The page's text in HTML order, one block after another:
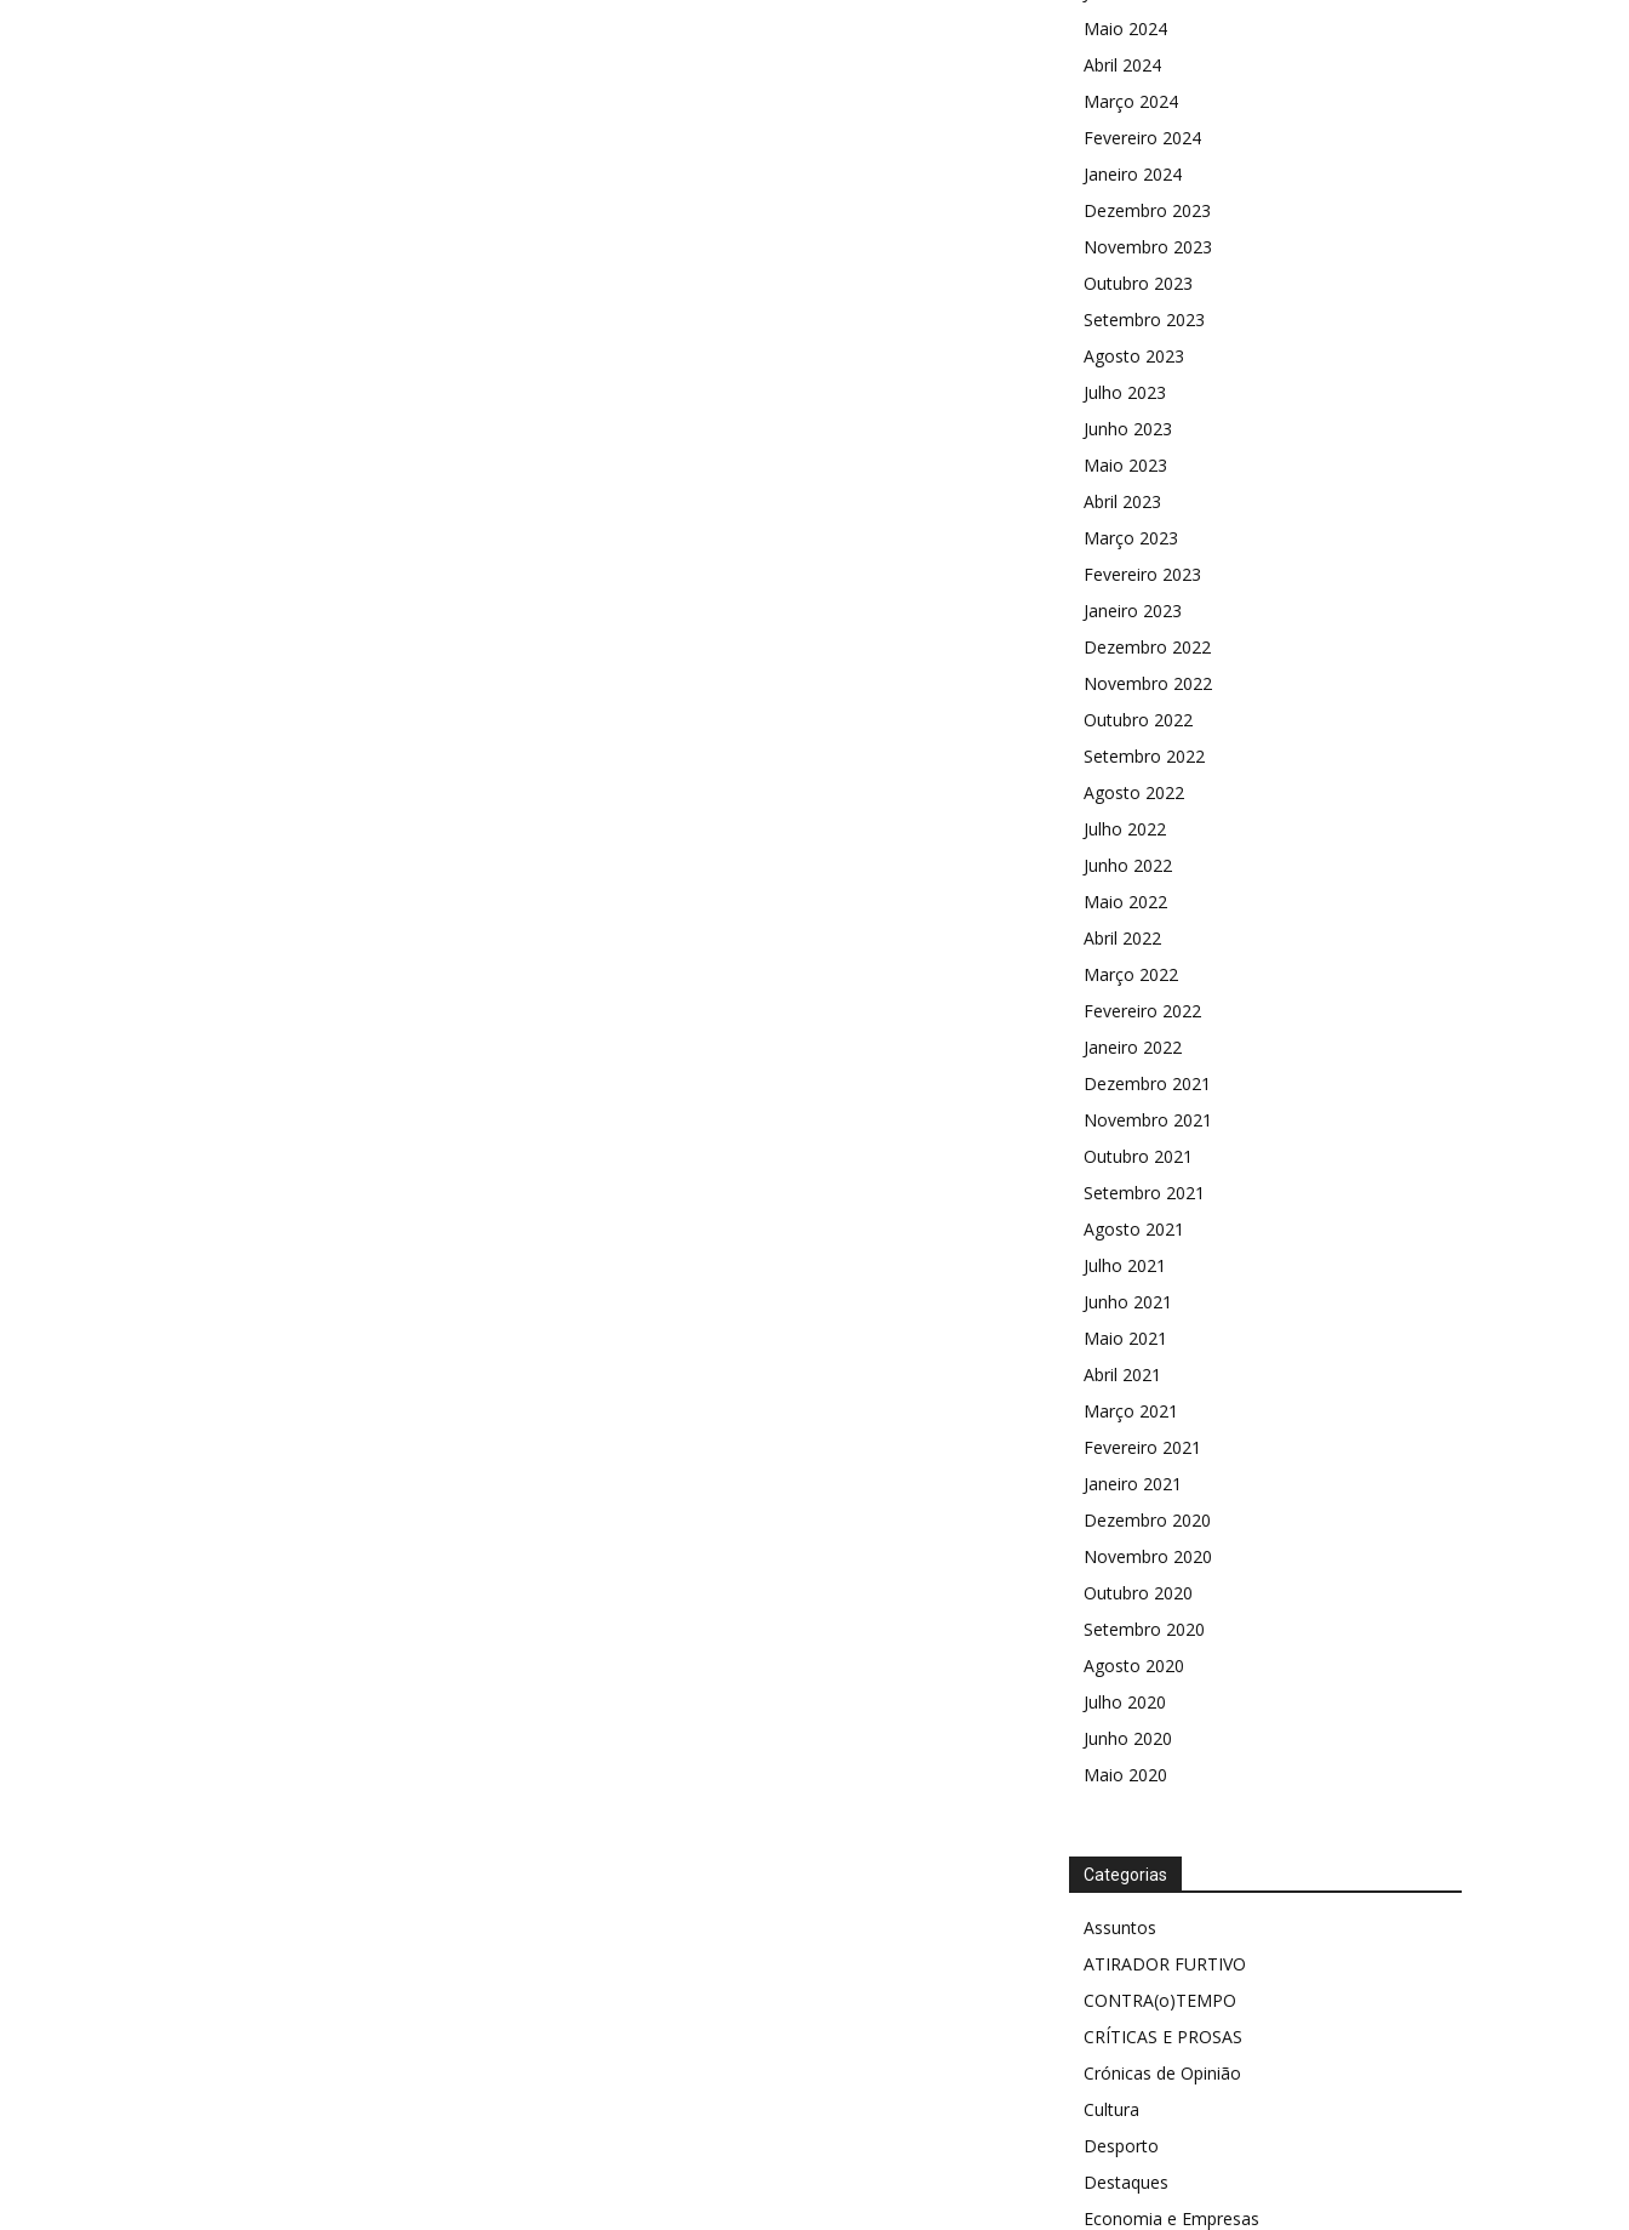
Maio 2024
Abril 2024
Março 2024
Fevereiro 2024
Janeiro 2024
Dezembro 2023
Novembro 2023
Outubro 2023
Setembro 2023
Agosto 2023
Julho 2023
Junho 2023
Maio 2023
Abril 2023
Março 2023
Fevereiro 2023
Janeiro 2023
Dezembro 2022
Novembro 2022
Outubro 2022
Setembro 2022
Agosto 2022
Julho 2022
Junho 2022
Maio 2022
Abril 2022
Março 2022
Fevereiro 2022
Janeiro 2022
Dezembro 2021
Novembro 2021
Outubro 2021
Setembro 2021
Agosto 2021
Julho 2021
Junho 2021
Maio 2021
Abril 2021
Março 2021
Fevereiro 2021
Janeiro 2021
Dezembro 2020
Novembro 2020
Outubro 2020
Setembro 2020
Agosto 2020
Julho 2020
Junho 2020
Maio 2020
Categorias
Assuntos
ATIRADOR FURTIVO
CONTRA(o)TEMPO
CRÍTICAS E PROSAS
Crónicas de Opinião
Cultura
Desporto
Destaques
Economia e Empresas